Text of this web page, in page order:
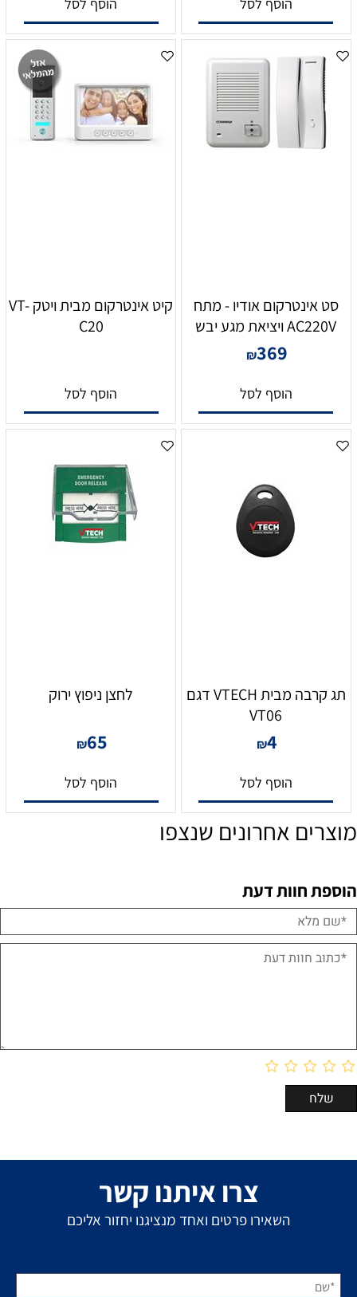
הוסף לסל הוסף לסל
סט אינטרקום אודיו - מתח
AC220V ויציאת מגע יבש
₪369
הוסף לסל
קיט אינטרקום מבית ויטק VT-
C20
הוסף לסל
תג קרבה מבית VTECH דגם
VT06
₪4
הוסף לסל
לחצן ניפוץ ירוק
₪65
הוסף לסל
מוצרים אחרונים שנצפו
הוספת חוות דעת
צרו איתנו קשר
השאירו פרטים ואחד מנציגנו יחזור אליכם